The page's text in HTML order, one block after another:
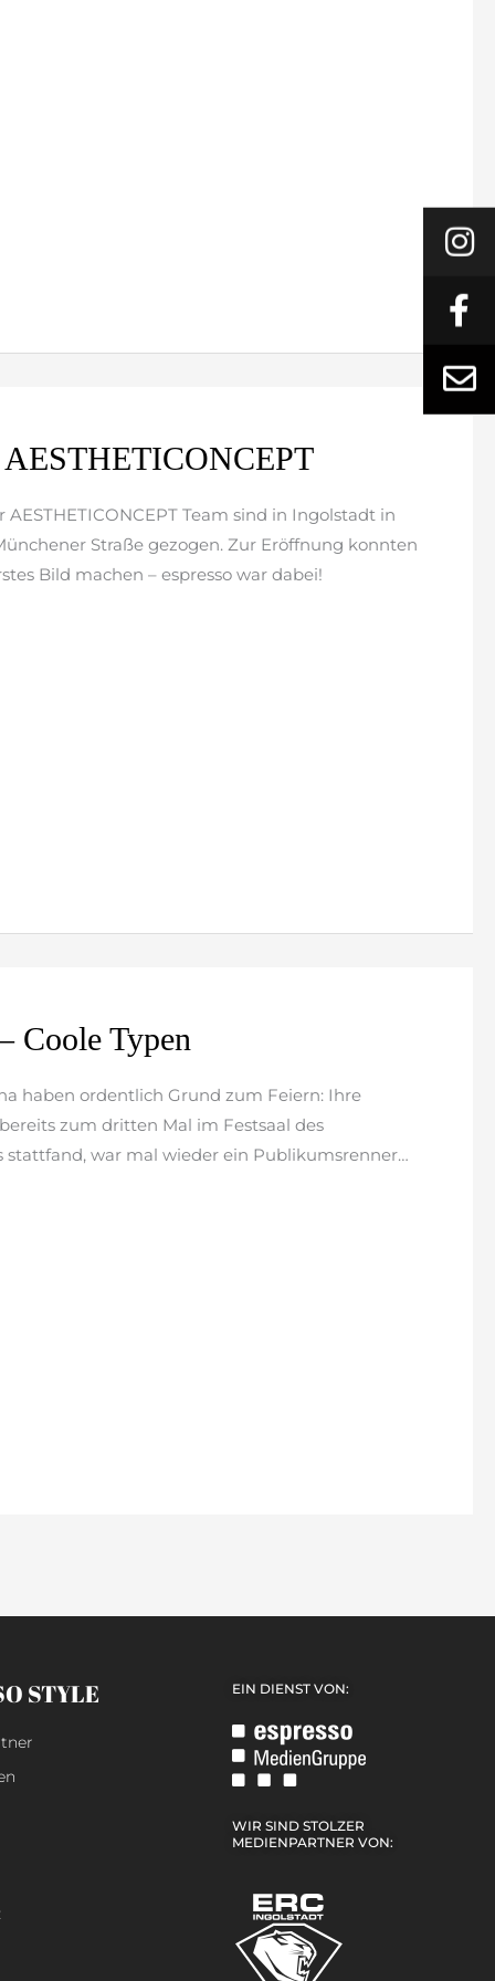
Team sind in Ingolstadt in
Straße gezogen. Zur Eröffnung konnten
Bild machen – espresso war dabei!
Coole Typen
haben ordentlich Grund zum Feiern: Ihre
zum dritten Mal im Festsaal des
stattfand, war mal wieder ein Publikumsrenner…
STYLE EIN DIENST VON:
WIR SIND STOLZER
MEDIENPARTNER VON: